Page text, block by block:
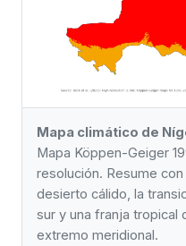
Mapa climático de
Mapa Köppen-Geiger
resolución. Resume
desierto cálido, la
sur y una franja tropical
extremo meridional.